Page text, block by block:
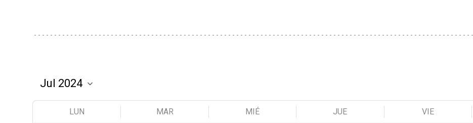
LUN MAR MIÉ JUE VIE